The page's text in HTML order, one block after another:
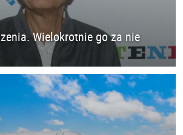
Wielokrotnie go za nie